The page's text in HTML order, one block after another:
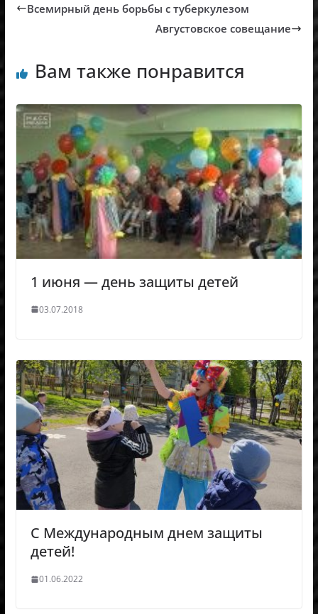
Всемирный день борьбы с туберкулезом
Августовское совещание
Вам также понравится
1 июня — день защиты детей
03.07.2018
C Международным днем защиты
детей!
01.06.2022